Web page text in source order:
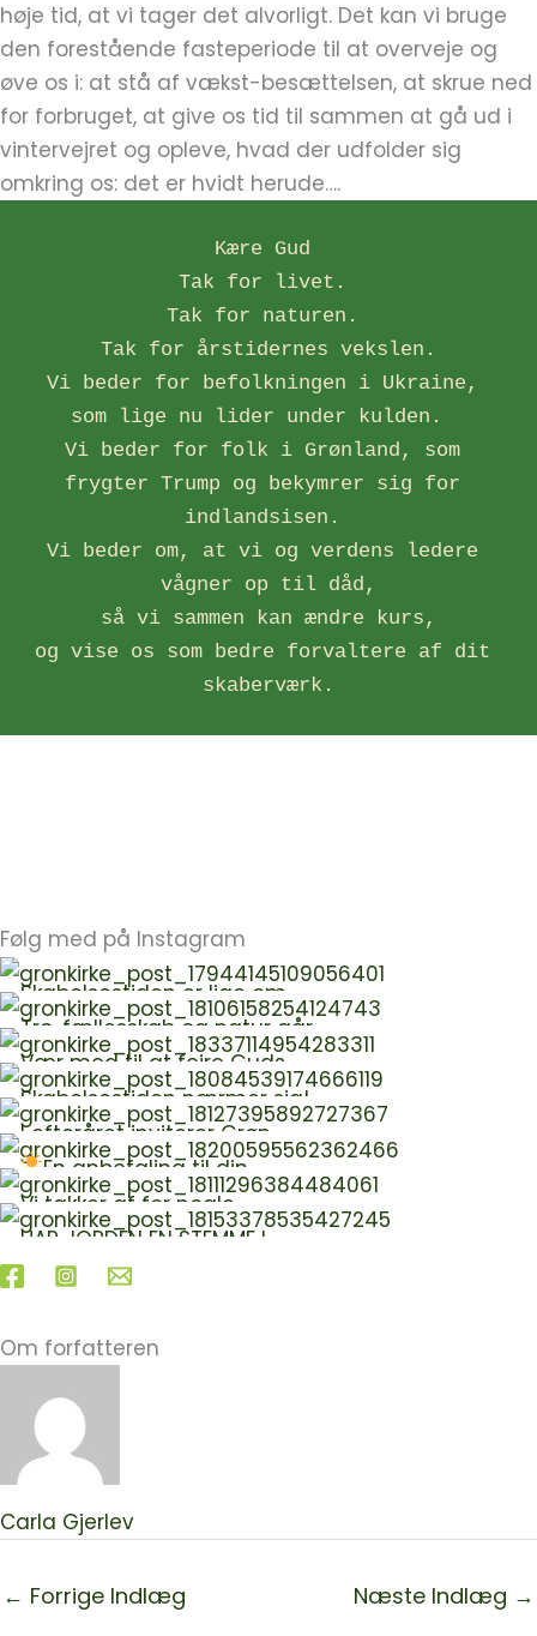
høje tid, at vi tager det alvorligt. Det kan vi bruge
den forestående fasteperiode til at overveje og
øve os i: at stå af vækst-besættelsen, at skrue ned
for forbruget, at give os tid til sammen at gå ud i
vintervejret og opleve, hvad der udfolder sig
omkring os: det er hvidt herude….
Kære Gud
Tak for livet.
Tak for naturen.
Tak for årstidernes vekslen.
Vi beder for befolkningen i Ukraine,
som lige nu lider under kulden.
Vi beder for folk i Grønland, som
frygter Trump og bekymrer sig for
indlandsisen.
Vi beder om, at vi og verdens ledere
vågner op til dåd,
så vi sammen kan ændre kurs,
og vise os som bedre forvaltere af dit
skaberværk.
Følg med på Instagram
Skabelsestiden er lige om…
Tro, fællesskab og natur går…
Vær med til at fejre Guds…
Skabelsestiden nærmer sig!…
I efteråret inviterer Grøn…
En anbefaling til din…
Vi takker af for nogle…
HAR JORDEN EN STEMME I…
Om forfatteren
Carla Gjerlev
← Forrige Indlæg Næste Indlæg →